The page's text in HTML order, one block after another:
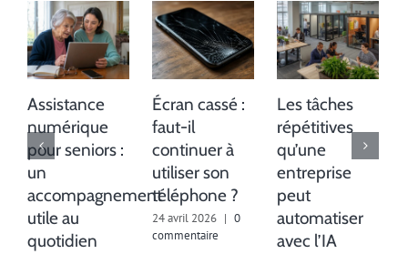
Assistance
numérique
pour seniors :
un
accompagnement
utile au
quotidien
Écran cassé :
faut-il
continuer à
utiliser son
téléphone ?
24 avril 2026 | 0
commentaire
Les tâches
répétitives
qu’une
entreprise
peut
automatiser
avec l’IA